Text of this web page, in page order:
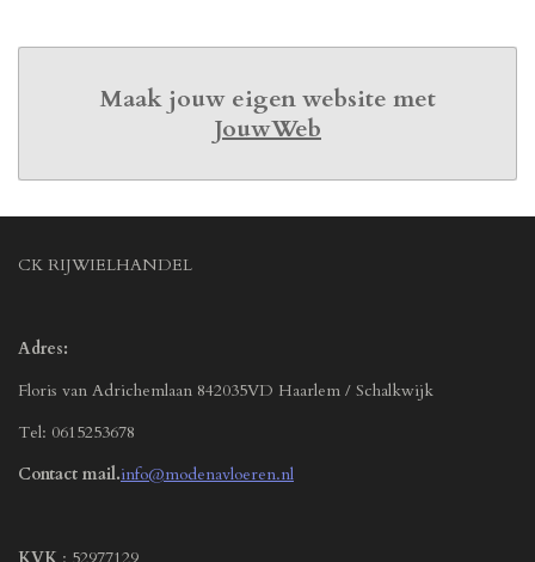
Maak jouw eigen website met
JouwWeb
CK RIJWIELHANDEL
Adres:
Floris van Adrichemlaan 842035VD Haarlem / Schalkwijk
Tel: 0615253678
Contact mail.info@modenavloeren.nl